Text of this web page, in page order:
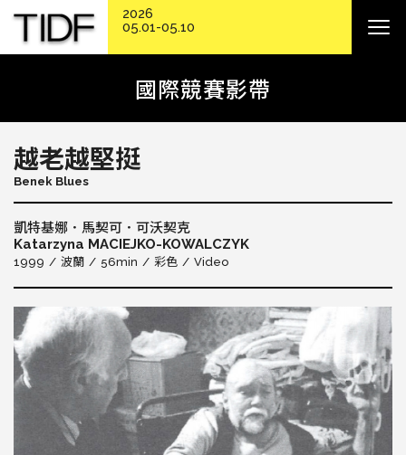
國際競賽影帶
越老越堅挺
Benek Blues
凱特基娜．馬契可．可沃契克
Katarzyna MACIEJKO-KOWALCZYK
1999 波蘭 56min 彩色 Video
2026
05.01-05.10